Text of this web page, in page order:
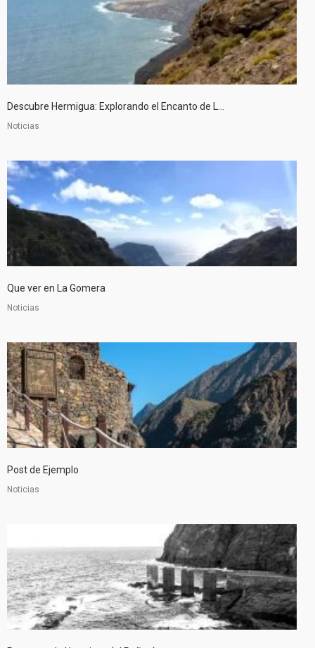
Descubre Hermigua: Explorando el Encanto de L...
Noticias
Que ver en La Gomera
Noticias
Post de Ejemplo
Noticias